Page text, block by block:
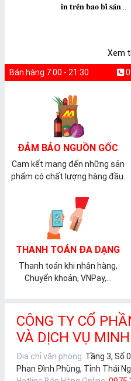
𝐢𝐧 𝐭𝐫𝐞̂𝐧 𝐛𝐚𝐨 𝐛𝐢̀ 𝐬𝐚̉𝐧
Xem
Bán hàng 7:00 - 21:30
ĐẢM BẢO NGUỒN GỐC
Cam kết mang đến những sản
phẩm có chất lượng hàng đầu.
THANH TOÁN ĐA DẠNG
Thanh toán khi nhận hàng,
Chuyển khoản, VNPay,...
CÔNG TY CỔ
VÀ DỊCH VỤ
Địa chỉ văn phòng: Tầng 3, Số
Phan Đình Phùng, Tỉnh Thái